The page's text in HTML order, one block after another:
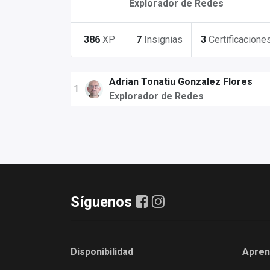
Explorador de Redes
386 XP 7 Insignias 3
1
Adrian Tonatiu Gonzalez Flores
Explorador de Redes
Síguenos
Disponibilidad